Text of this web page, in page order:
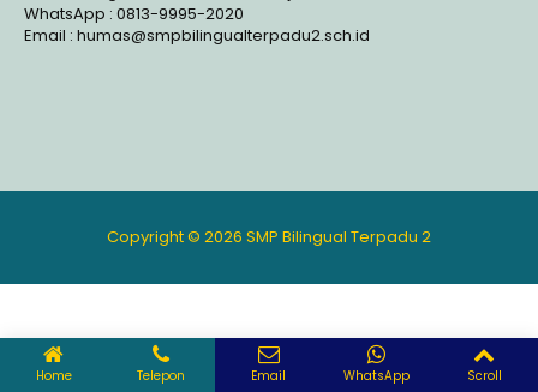
WhatsApp : 0813-9995-2020
Email : humas@smpbilingualterpadu2.sch.id
Copyright © 2026 SMP Bilingual Terpadu 2
Home Telepon Email WhatsApp Scroll